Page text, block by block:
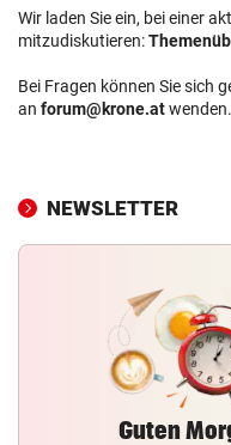
Wir laden Sie ein, bei einer
mitzudiskutieren:
Bei Fragen können Sie sich
an forum@krone.atwenden.
NEWSLETTER
Guten